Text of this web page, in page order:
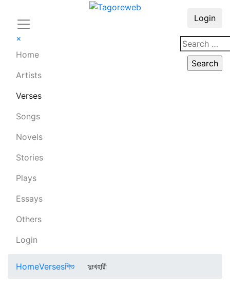
×
Home
Artists
Verses
Songs
Novels
Stories
Plays
Essays
Others
Login
Login
HomeVersesশিশু দুঃখহারী